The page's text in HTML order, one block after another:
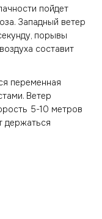
пойдет
Западный ветер
порывы
составит
переменная
Ветер
5-10 метров
держаться